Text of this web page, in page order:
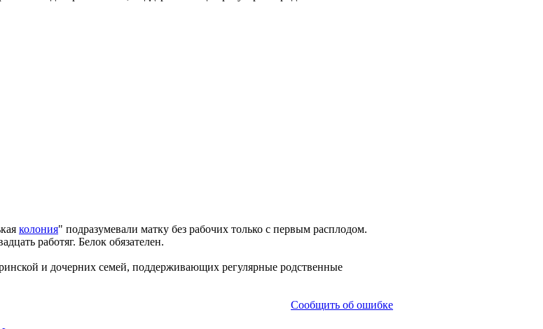
колония" подразумевали матку без рабочих только с первым расплодом.
работяг. Белок обязателен.
и дочерних семей, поддерживающих регулярные родственные
Сообщить об ошибке